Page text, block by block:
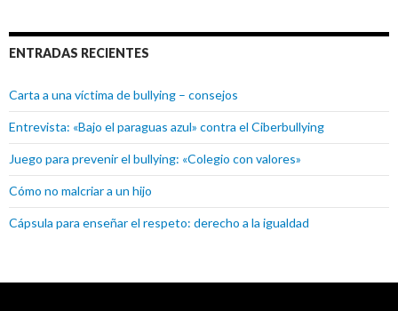
ENTRADAS RECIENTES
Carta a una víctima de bullying – consejos
Entrevista: «Bajo el paraguas azul» contra el Ciberbullying
Juego para prevenir el bullying: «Colegio con valores»
Cómo no malcriar a un hijo
Cápsula para enseñar el respeto: derecho a la igualdad